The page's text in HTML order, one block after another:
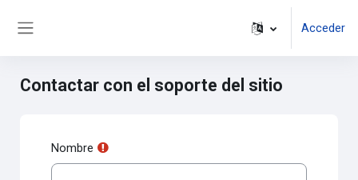
Acceder
Contactar con el soporte del sitio
Nombre